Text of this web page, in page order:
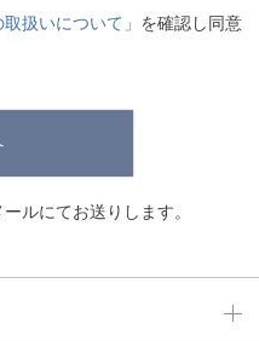
扱いについて」 を確認し同意
ルにてお送りします。